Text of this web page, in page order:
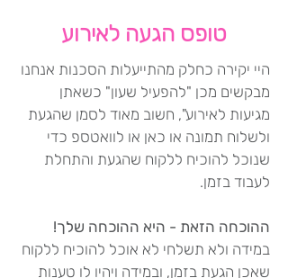
טופס הגעה לאירוע
היי יקירה כחלק מהתייעלות הסכנות אנחנו
מבקשים מכן "להפעיל שעון" כשאתן
מגיעות לאירוע", חשוב מאוד לסמן שהגעת
ולשלוח תמונה או כאן או לוואטספ כדי
שנוכל להוכיח ללקוח שהגעת והתחלת
לעבוד בזמן.
ההוכחה הזאת - היא ההוכחה שלך!
במידה ולא תשלחי לא אוכל להוכיח ללקוח
שאכן הגעת בזמן, ובמידה ויהיו לו טענות